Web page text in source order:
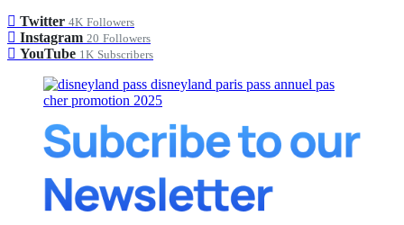
Twitter 4K Followers
Instagram 20 Followers
YouTube 1K Subscribers